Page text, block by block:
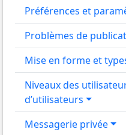
Préférences et
Problèmes de
Mise en forme et
Niveaux des
d’utilisateurs
Messagerie privée